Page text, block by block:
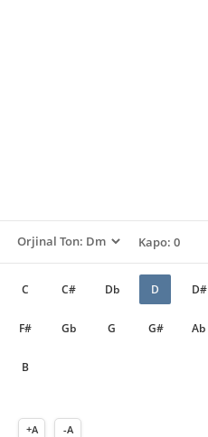
Kapo: 0
C C# Db D D#
F# Gb G G# Ab
B
+A -A